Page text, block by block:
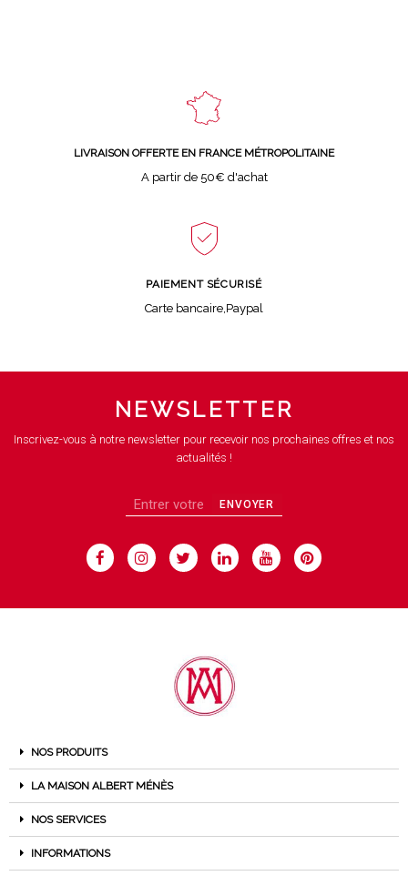
LIVRAISON OFFERTE EN FRANCE MÉTROPOLITAINE
A partir de 50€ d'achat
PAIEMENT SÉCURISÉ
Carte bancaire,Paypal
NEWSLETTER
Inscrivez-vous à notre newsletter pour recevoir nos prochaines offres et nos
actualités !
ENVOYER
NOS PRODUITS
LA MAISON ALBERT MÉNÈS
NOS SERVICES
INFORMATIONS